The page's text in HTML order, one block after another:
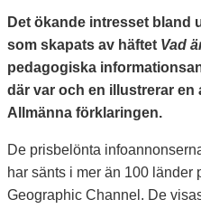
Det ökande intresset bland
som skapats av häftet Vad
pedagogiska
där var och en illustrerar
Allmänna förklaringen.
De prisbelönta
har sänts i mer än 100 länder
Geographic Channel. De